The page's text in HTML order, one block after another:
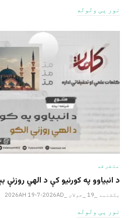
نور یی ولوله
متفرقه
د انبیاوو په کورنیو کې د الهي روزنې
یکشنبه _19 _جولای _2026AH 19-7-2026AD
نور یی ولوله